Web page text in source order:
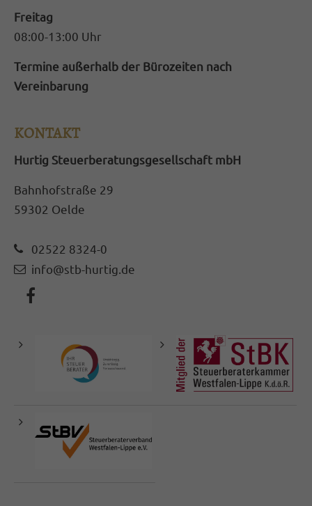
Freitag
08:00-13:00 Uhr
Termine außerhalb der Bürozeiten nach
Vereinbarung
KONTAKT
Hurtig Steuerberatungsgesellschaft mbH
Bahnhofstraße 29
59302 Oelde
02522 8324-0
info@stb-hurtig.de